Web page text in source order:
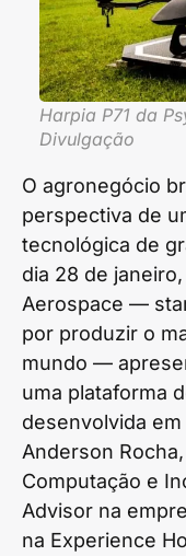
Harpia P71 da
Divulgação
O agronegócio
perspectiva de
tecnológica de
dia 28 de
Aerospace —
por produzir o
mundo —
uma plataforma
desenvolvida
Anderson
Computação e
Advisor na
na Experience